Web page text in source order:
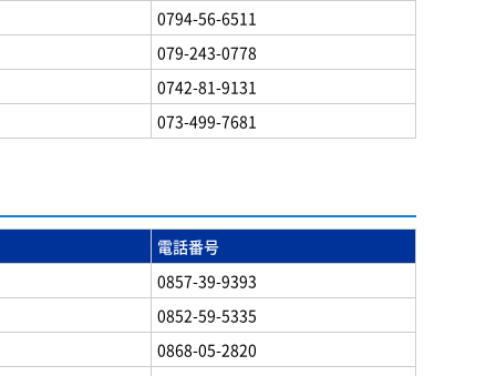
0794-56-6511
079-243-0778
0742-81-9131
073-499-7681
電話番号
0857-39-9393
0852-59-5335
0868-05-2820